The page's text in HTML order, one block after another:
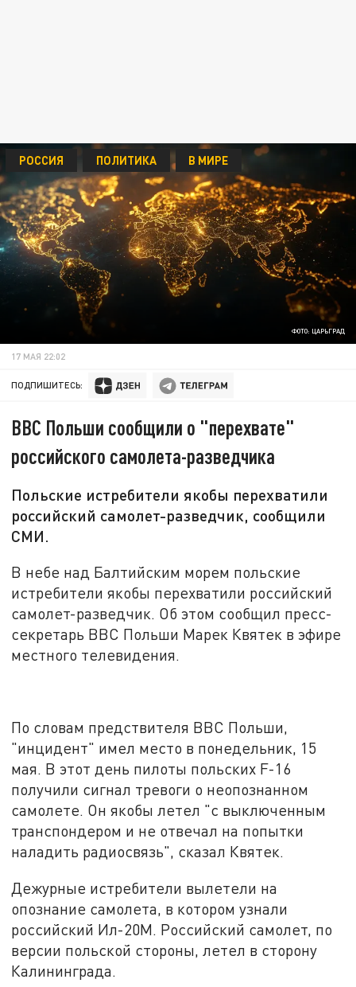
ФОТО: ЦАРЬГРАД
РОССИЯ ПОЛИТИКА В МИРЕ
17 МАЯ 22:02
ПОДПИШИТЕСЬ:
ВВС Польши сообщили о "перехвате"
российского самолета-разведчика
Польские истребители якобы перехватили
российский самолет-разведчик, сообщили
СМИ.
В небе над Балтийским морем польские
истребители якобы перехватили российский
самолет-разведчик. Об этом сообщил пресс-
секретарь ВВС Польши Марек Квятек в эфире
местного телевидения.
По словам предствителя ВВС Польши,
"инцидент" имел место в понедельник, 15
мая. В этот день пилоты польских F-16
получили сигнал тревоги о неопознанном
самолете. Он якобы летел "с выключенным
транспондером и не отвечал на попытки
наладить радиосвязь", сказал Квятек.
Дежурные истребители вылетели на
опознание самолета, в котором узнали
российский Ил-20М. Российский самолет, по
версии польской стороны, летел в сторону
Калининграда.